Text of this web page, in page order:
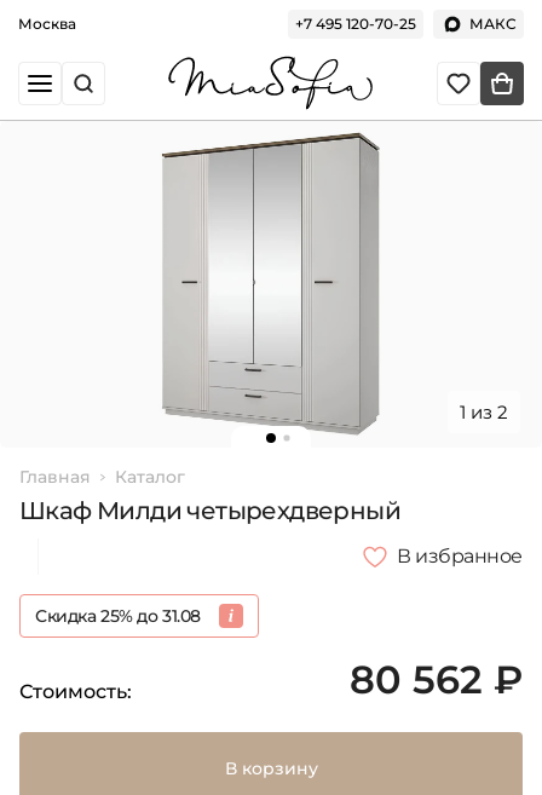
Москва +7 495 120-70-25 МАКС
1 из 2
Главная Каталог
Шкаф Милди четырехдверный
В избранное
Скидка 25% до 31.08
Стоимость: 80 562 ₽
В корзину